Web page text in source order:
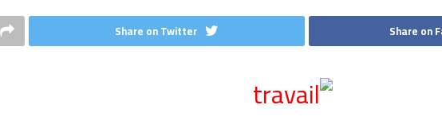
Share on
Share on Twitter